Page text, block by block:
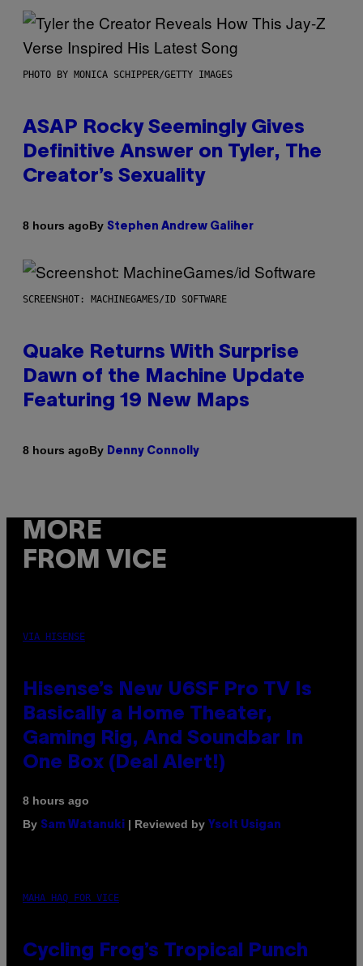
PHOTO BY MONICA SCHIPPER/GETTY IMAGES
ASAP Rocky Seemingly Gives
Definitive Answer on Tyler, The
Creator’s Sexuality
8 hours agoBy Stephen Andrew Galiher
SCREENSHOT: MACHINEGAMES/ID SOFTWARE
Quake Returns With Surprise
Dawn of the Machine Update
Featuring 19 New Maps
8 hours agoBy Denny Connolly
MORE
FROM VICE
VIA HISENSE
Hisense’s New U6SF Pro TV Is
Basically a Home Theater,
Gaming Rig, And Soundbar In
One Box (Deal Alert!)
8 hours ago
By Sam Watanuki | Reviewed by Ysolt Usigan
MAHA HAQ FOR VICE
Cycling Frog’s Tropical Punch